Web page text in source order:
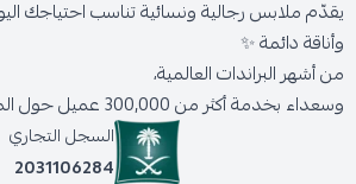
يقدّم ملابس رجالية ونسائية تناسب احتياجك
وأناقة دائمة ✨
من أشهر البراندات العالمية،
وسعداء بخدمة أكثر من 300,000 عميل حول المملكة.
السجل التجاري
2031106284